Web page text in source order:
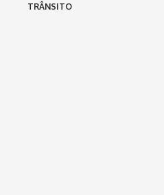
TRÂNSITO